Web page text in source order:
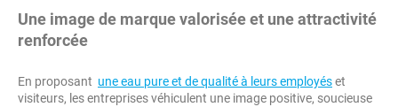
Une image de marque valorisée et une attractivité
renforcée
En proposant une eau pure et de qualité à leurs employéset
visiteurs, les entreprises véhiculent une image positive, soucieuse